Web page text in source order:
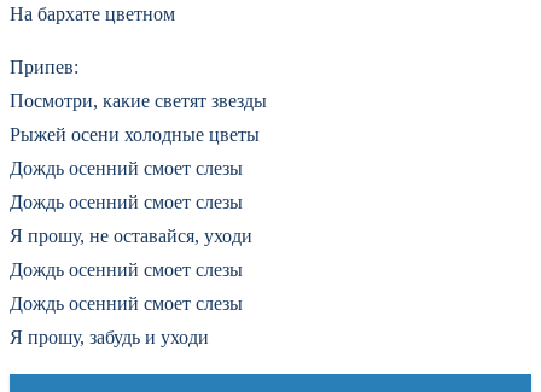
На бархате цветном
Припев:
Посмотри, какие светят звезды
Рыжей осени холодные цветы
Дождь осенний смоет слезы
Дождь осенний смоет слезы
Я прошу, не оставайся, уходи
Дождь осенний смоет слезы
Дождь осенний смоет слезы
Я прошу, забудь и уходи